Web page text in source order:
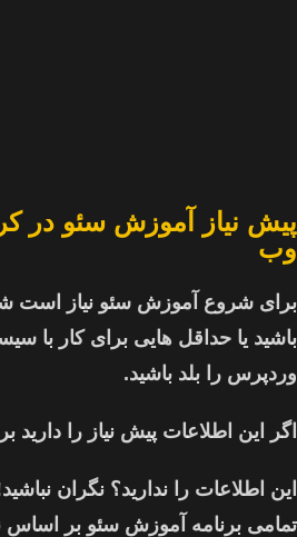
پیش نیاز آموزش سئو در
وب
برای شروع آموزش سئو نیاز است
باشید یا حداقل هایی برای کار با
وردپرس را بلد باشید.
اگر این اطلاعات پیش نیاز را دارید
این اطلاعات را ندارید؟ نگران
تمامی برنامه آموزش سئو بر اساس